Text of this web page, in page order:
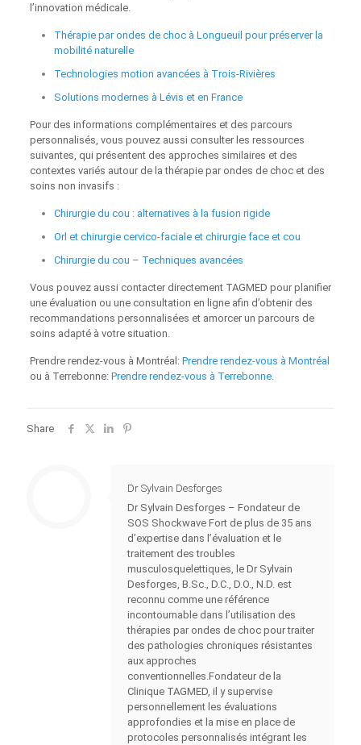
l’innovation médicale.
Thérapie par ondes de choc à Longueuil pour préserver la
mobilité naturelle
Technologies motion avancées à Trois‑Rivières
Solutions modernes à Lévis et en France
Pour des informations complémentaires et des parcours
personnalisés, vous pouvez aussi consulter les ressources
suivantes, qui présentent des approches similaires et des
contextes variés autour de la thérapie par ondes de choc et des
soins non invasifs :
Chirurgie du cou : alternatives à la fusion rigide
Orl et chirurgie cervico-faciale et chirurgie face et cou
Chirurgie du cou – Techniques avancées
Vous pouvez aussi contacter directement TAGMED pour planifier
une évaluation ou une consultation en ligne afin d’obtenir des
recommandations personnalisées et amorcer un parcours de
soins adapté à votre situation.
Prendre rendez‑vous à Montréal: Prendre rendez‑vous à Montréal
ou à Terrebonne: Prendre rendez‑vous à Terrebonne.
Share
Dr Sylvain Desforges
Dr Sylvain Desforges – Fondateur de
SOS Shockwave Fort de plus de 35 ans
d’expertise dans l’évaluation et le
traitement des troubles
musculosquelettiques, le Dr Sylvain
Desforges, B.Sc., D.C., D.O., N.D. est
reconnu comme une référence
incontournable dans l’utilisation des
thérapies par ondes de choc pour traiter
des pathologies chroniques résistantes
aux approches
conventionnelles.Fondateur de la
Clinique TAGMED, il y supervise
personnellement les évaluations
approfondies et la mise en place de
protocoles personnalisés intégrant les